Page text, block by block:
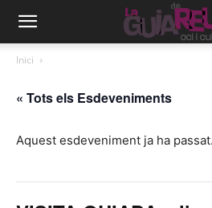
Inici
« Tots els Esdeveniments
Aquest esdeveniment ja ha passat.